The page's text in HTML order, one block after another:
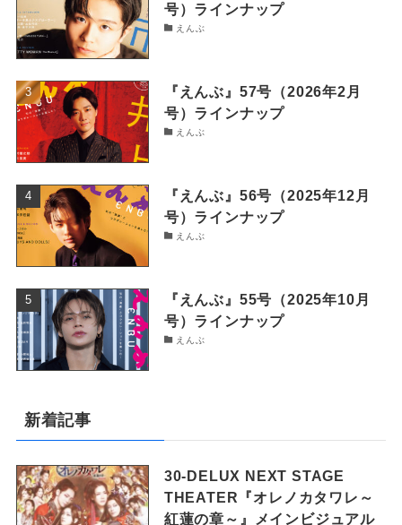
号）ラインナップ
えんぶ
『えんぶ』57号（2026年2月
号）ラインナップ
えんぶ
『えんぶ』56号（2025年12月
号）ラインナップ
えんぶ
『えんぶ』55号（2025年10月
号）ラインナップ
えんぶ
新着記事
30-DELUX NEXT STAGE
THEATER『オレノカタワレ～
紅蓮の章～』メインビジュアル